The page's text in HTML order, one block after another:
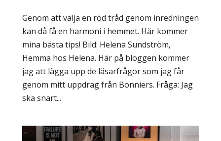
Genom att välja en röd tråd genom inredningen
kan då få en harmoni i hemmet. Här kommer
mina bästa tips! Bild: Helena Sundström,
Hemma hos Helena. Här på bloggen kommer
jag att lägga upp de läsarfrågor som jag får
genom mitt uppdrag från Bonniers. Fråga: Jag
ska snart...